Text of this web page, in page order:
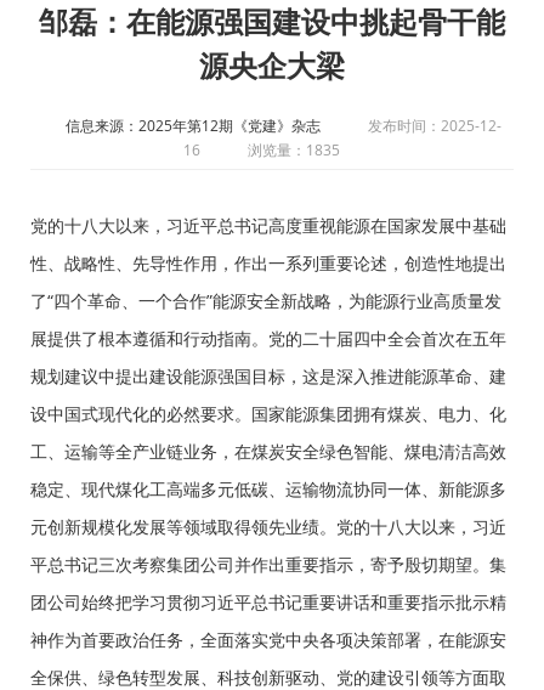
邹磊：在能源强国建设中挑起骨干能
源央企大梁
信息来源：2025年第12期《党建》杂志
发布时间：2025-12-
16
浏览量：1835
党的十八大以来，习近平总书记高度重视能源在国家发展中基础
性、战略性、先导性作用，作出一系列重要论述，创造性地提出
了“四个革命、一个合作”能源安全新战略，为能源行业高质量发
展提供了根本遵循和行动指南。党的二十届四中全会首次在五年
规划建议中提出建设能源强国目标，这是深入推进能源革命、建
设中国式现代化的必然要求。国家能源集团拥有煤炭、电力、化
工、运输等全产业链业务，在煤炭安全绿色智能、煤电清洁高效
稳定、现代煤化工高端多元低碳、运输物流协同一体、新能源多
元创新规模化发展等领域取得领先业绩。党的十八大以来，习近
平总书记三次考察集团公司并作出重要指示，寄予殷切期望。集
团公司始终把学习贯彻习近平总书记重要讲话和重要指示批示精
神作为首要政治任务，全面落实党中央各项决策部署，在能源安
全保供、绿色转型发展、科技创新驱动、党的建设引领等方面取